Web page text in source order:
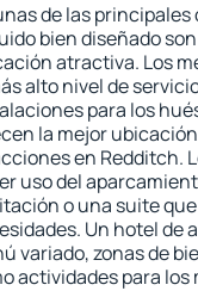
de las
bien diseñado
atractiva. Los
alto nivel de
para los
la mejor
en Redditch.
uso del
o una suite
Un hotel de
variado, zonas de
actividades para los